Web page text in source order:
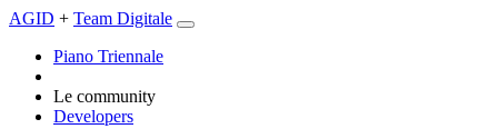
AGID + Team Digitale
Piano Triennale
Le community
Developers